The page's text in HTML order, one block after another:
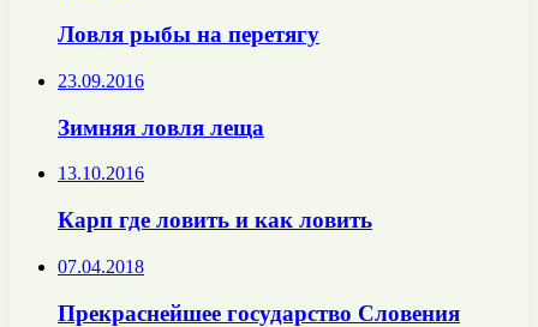
Ловля рыбы на перетягу
23.09.2016
Зимняя ловля леща
13.10.2016
Карп где ловить и как ловить
07.04.2018
Прекраснейшее государство Словения